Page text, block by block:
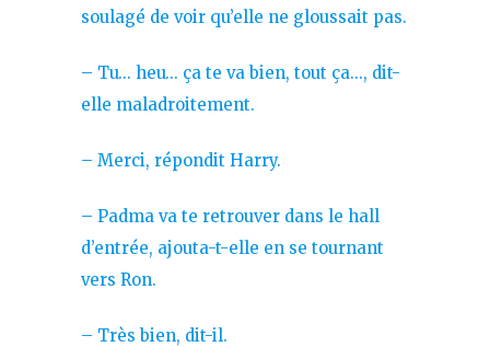
soulagé de voir qu’elle ne gloussait pas.
– Tu… heu… ça te va bien, tout ça…, dit-
elle maladroitement.
– Merci, répondit Harry.
– Padma va te retrouver dans le hall
d’entrée, ajouta-t-elle en se tournant
vers Ron.
– Très bien, dit-il.